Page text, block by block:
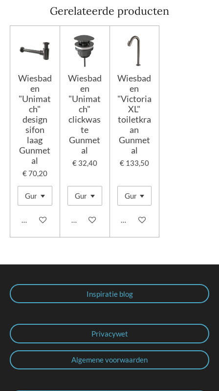
Gerelateerde producten
Wiesbad
en
"Unimat
ch"
design
sifon
laag
Gunmet
al
€ 70,20
In winkelwagen
Wiesbad
en
"Unimat
ch"
clickwas
te
Gunmet
al
€ 32,40
In winkelwagen
Wiesbad
en
"Victoria
XL"
toiletkra
an
Gunmet
al
€ 133,50
In winkelwagen
Inspiratie blog
Privacywet
Algemene voorwaarden